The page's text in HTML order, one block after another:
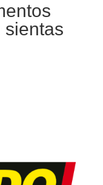
sientas